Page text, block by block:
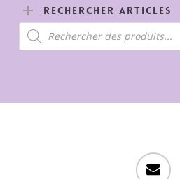
Rechercher Articles
Recherche
de
produits
email